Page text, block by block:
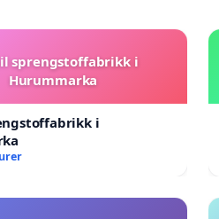
sprengstoffabrikk i
Hurummarka
i